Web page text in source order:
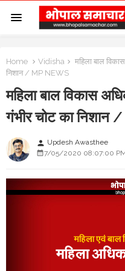
Home Vidisha
महिला बाल
निशान / MP NEWS
महिला बाल विकास
गंभीर चोट का निशान
person Updesh Awasthee
7/05/2020 08:07:00